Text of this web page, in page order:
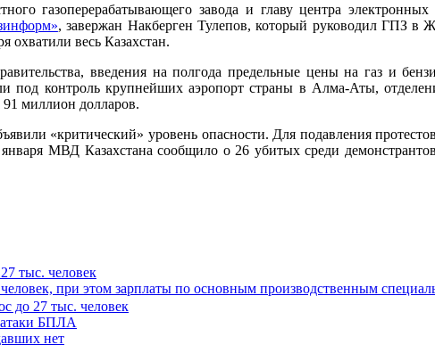
газоперерабатывающего завода и главу центра
, завержан Накберген Тулепов, который руководил ГПЗ в
охватили весь Казахстан.
введения на полгода предельные цены на газ и
под контроль крупнейших аэропорт страны в Алма-Аты,
91 миллион долларов.
«критический» уровень опасности. Для подавления
МВД Казахстана сообщило о 26 убитых среди
тыс. человек
при этом зарплаты по основным производственным
атаки БПЛА
нет